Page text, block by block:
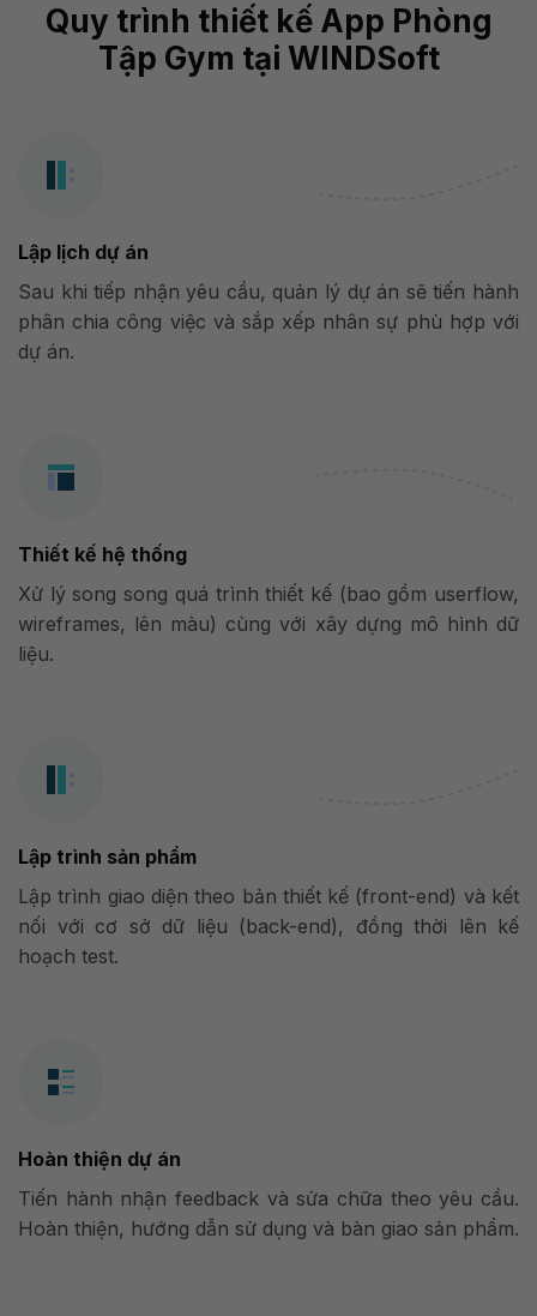
Quy trình thiết kế App Phòng
Tập Gym tại WINDSoft
Lập lịch dự án
Sau khi tiếp nhận yêu cầu, quản lý dự án sẽ tiến hành
phân chia công việc và sắp xếp nhân sự phù hợp với
dự án.
Thiết kế hệ thống
Xử lý song song quá trình thiết kế (bao gồm userflow,
wireframes, lên màu) cùng với xây dựng mô hình dữ
liệu.
Lập trình sản phẩm
Lập trình giao diện theo bản thiết kế (front-end) và kết
nối với cơ sở dữ liệu (back-end), đồng thời lên kế
hoạch test.
Hoàn thiện dự án
Tiến hành nhận feedback và sửa chữa theo yêu cầu.
Hoàn thiện, hướng dẫn sử dụng và bàn giao sản phẩm.